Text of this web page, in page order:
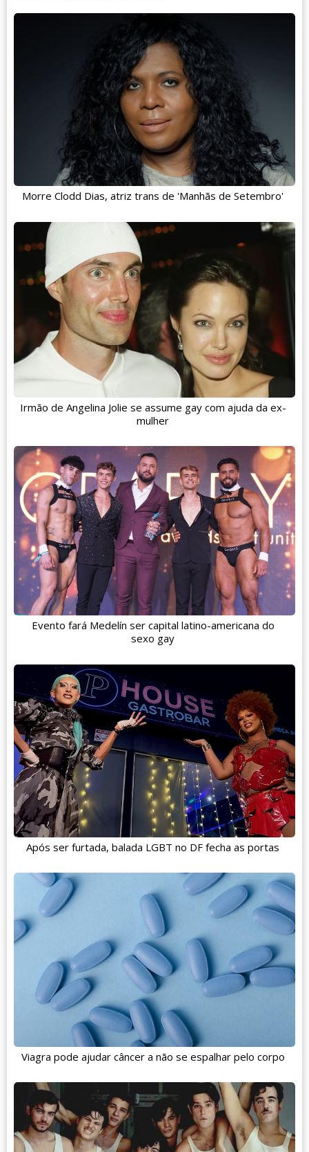
Morre Clodd Dias, atriz trans de 'Manhãs de Setembro'
Irmão de Angelina Jolie se assume gay com ajuda da ex-
mulher
Evento fará Medelín ser capital latino-americana do
sexo gay
Após ser furtada, balada LGBT no DF fecha as portas
Viagra pode ajudar câncer a não se espalhar pelo corpo